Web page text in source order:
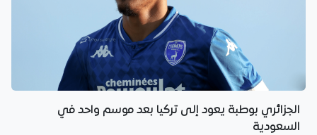
الجزائري بوطبة يعود إلى تركيا بعد موسم واحد في
السعودية